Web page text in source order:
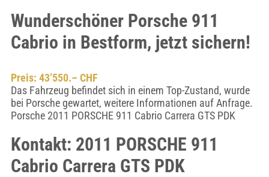
Wunderschöner Porsche 911
Cabrio in Bestform, jetzt sichern!
Preis: 43’550.– CHF
Das Fahrzeug befindet sich in einem Top-Zustand, wurde
bei Porsche gewartet, weitere Informationen auf Anfrage.
Porsche 2011 PORSCHE 911 Cabrio Carrera GTS PDK
Kontakt: 2011 PORSCHE 911
Cabrio Carrera GTS PDK